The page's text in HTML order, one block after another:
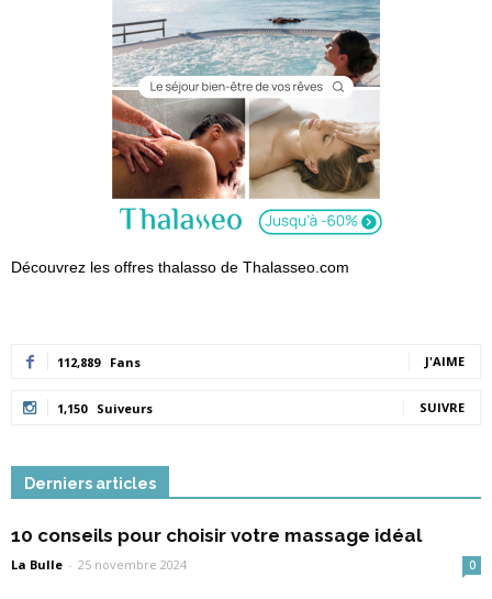
Découvrez les offres thalasso de Thalasseo.com
112,889 Fans J'AIME
1,150 Suiveurs SUIVRE
Derniers articles
10 conseils pour choisir votre massage idéal
La Bulle - 25 novembre 2024 0